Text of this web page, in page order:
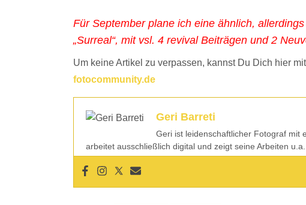
Für September plane ich eine ähnlich,
„Surreal“, mit vsl. 4 revival Beiträgen und 2
Um keine Artikel zu verpassen, kannst Du Dich hier
fotocommunity.de
Geri Barreti
Geri ist leidenschaftlicher Fotograf mit
arbeitet ausschließlich digital und zeigt seine Arbeiten